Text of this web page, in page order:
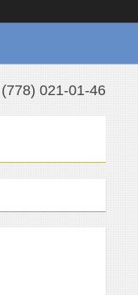
021-01-46